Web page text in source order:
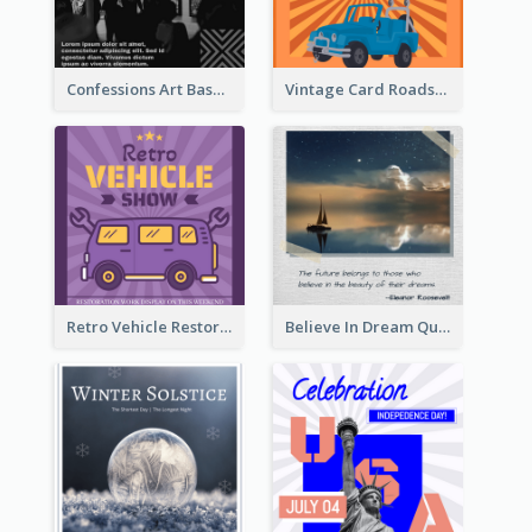
Confessions Art Basel Instagram Post Vintage Card Roadshow Instagram Post
Retro Vehicle Restoration Instagram Post Believe In Dream Quote Instagram Post